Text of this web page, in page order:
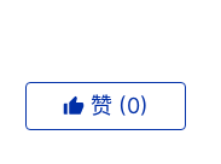
花不到8000美元，这是
业级FC驱动器正在向
赞 (0)